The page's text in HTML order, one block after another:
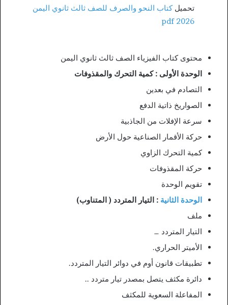
تحميلكتاب النحو والصرف للصف ثالث ثانوي اليمن
2026 pdf
محتوى كتاب الفيزياء الصف ثالث ثانوي اليمن
الوحدة الأولى : كمية التحرك والمقذوفات
التصادم في بعدين
الصواريخ ذاتية الدفع
سرعة الإفلات من الجاذبية
حركة الأقمار الصناعية حول الأرض
كمية التحرك الزاوي
حركة المقذوفات
تقويم الوحدة
الوحدة الثانية : التيار المتردد ( المتناوب)
ملف
التيار المتردد …
الأميتر الحراري.
تطبيقات قانون أوم في دوائر التيار المتردد.
دائرة مكثف يتصل بمصدر تيار متردد ..
المفاعلة السعوية للمكثف